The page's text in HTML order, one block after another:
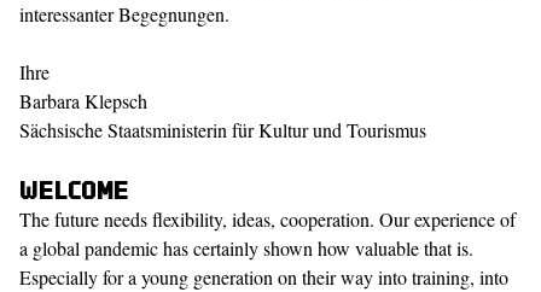
interessanter Begegnungen.
Ihre
Barbara Klepsch
Sächsische Staatsministerin für Kultur und Tourismus
Welcome
The future needs flexibility, ideas, cooperation. Our experience of
a global pandemic has certainly shown how valuable that is.
Especially for a young generation on their way into training, into